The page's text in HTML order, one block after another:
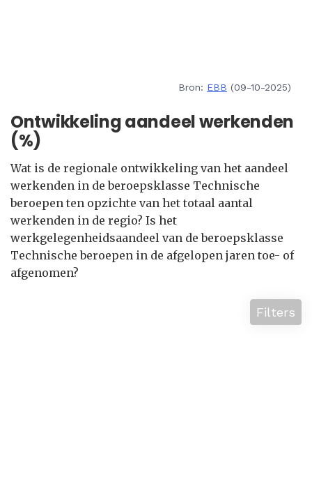
Bron: EBB (09-10-2025)
Ontwikkeling aandeel werkenden
(%)
Wat is de regionale ontwikkeling van het aandeel
werkenden in de beroepsklasse Technische
beroepen ten opzichte van het totaal aantal
werkenden in de regio? Is het
werkgelegenheidsaandeel van de beroepsklasse
Technische beroepen in de afgelopen jaren toe- of
afgenomen?
Filters